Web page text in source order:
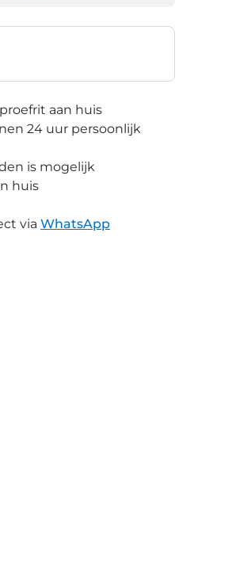
aan huis
24 uur persoonlijk
is mogelijk
huis
via WhatsApp